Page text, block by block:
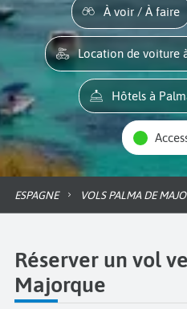
À voir / À faire
Location de voiture
Hôtels à
ESPAGNE VOLS PALMA DE
Réserver un vol
Majorque